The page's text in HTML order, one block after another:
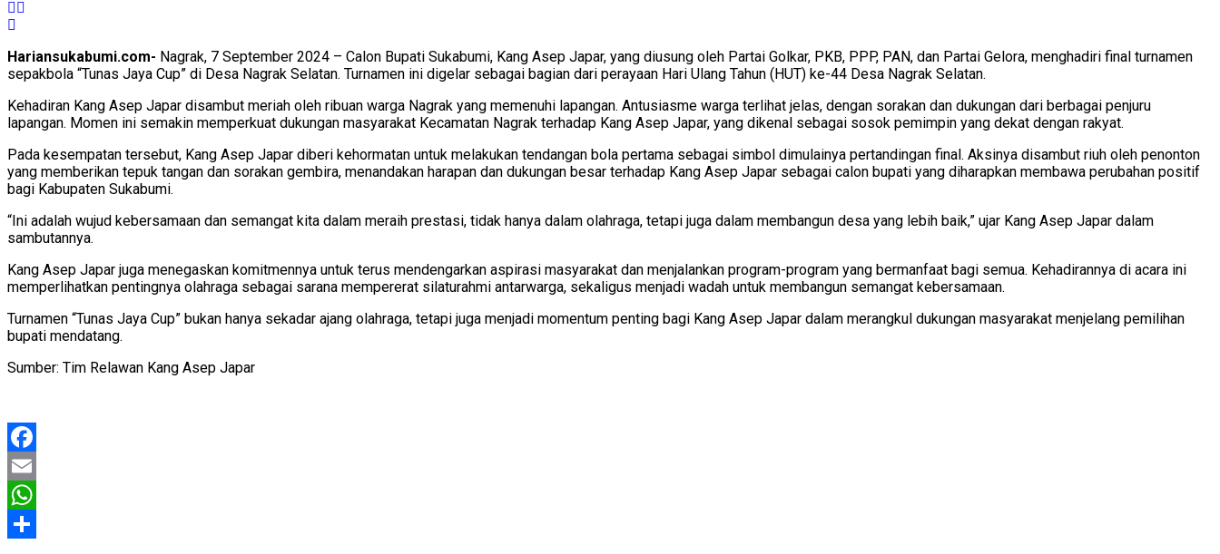
Hariansukabumi.com- Nagrak, 7 September 2024 – Calon Bupati Sukabumi, Kang Asep Japar, yang diusung oleh Partai Golkar, PKB, PPP, PAN, dan Partai Gelora, menghadiri final turnamen
sepakbola “Tunas Jaya Cup” di Desa Nagrak Selatan. Turnamen ini digelar sebagai bagian dari perayaan Hari Ulang Tahun (HUT) ke-44 Desa Nagrak Selatan.
Kehadiran Kang Asep Japar disambut meriah oleh ribuan warga Nagrak yang memenuhi lapangan. Antusiasme warga terlihat jelas, dengan sorakan dan dukungan dari berbagai penjuru
lapangan. Momen ini semakin memperkuat dukungan masyarakat Kecamatan Nagrak terhadap Kang Asep Japar, yang dikenal sebagai sosok pemimpin yang dekat dengan rakyat.
Pada kesempatan tersebut, Kang Asep Japar diberi kehormatan untuk melakukan tendangan bola pertama sebagai simbol dimulainya pertandingan final. Aksinya disambut riuh oleh penonton
yang memberikan tepuk tangan dan sorakan gembira, menandakan harapan dan dukungan besar terhadap Kang Asep Japar sebagai calon bupati yang diharapkan membawa perubahan positif
bagi Kabupaten Sukabumi.
“Ini adalah wujud kebersamaan dan semangat kita dalam meraih prestasi, tidak hanya dalam olahraga, tetapi juga dalam membangun desa yang lebih baik,” ujar Kang Asep Japar dalam
sambutannya.
Kang Asep Japar juga menegaskan komitmennya untuk terus mendengarkan aspirasi masyarakat dan menjalankan program-program yang bermanfaat bagi semua. Kehadirannya di acara ini
memperlihatkan pentingnya olahraga sebagai sarana mempererat silaturahmi antarwarga, sekaligus menjadi wadah untuk membangun semangat kebersamaan.
Turnamen “Tunas Jaya Cup” bukan hanya sekadar ajang olahraga, tetapi juga menjadi momentum penting bagi Kang Asep Japar dalam merangkul dukungan masyarakat menjelang pemilihan
bupati mendatang.
Sumber: Tim Relawan Kang Asep Japar
Facebook
Email
WhatsApp